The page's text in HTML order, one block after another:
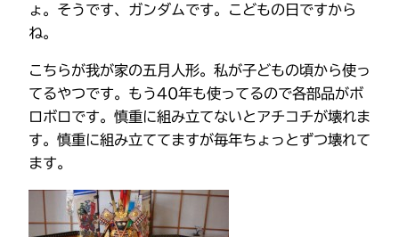
ょ。そうです、ガンダムです。こどもの日ですから
ね。
こちらが我が家の五月人形。私が子どもの頃から使っ
てるやつです。もう40年も使ってるので各部品がボ
ロボロです。慎重に組み立てないとアチコチが壊れま
す。慎重に組み立ててますが毎年ちょっとずつ壊れて
ます。